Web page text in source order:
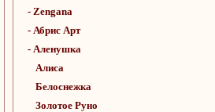
- Zengana
- Абрис Арт
- Аленушка
Алиса
Белоснежка
Золотое Руно